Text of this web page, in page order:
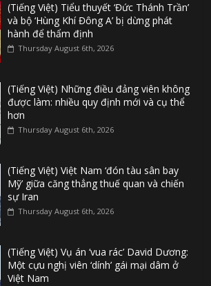
(Tiếng Việt) Tiểu thuyết ‘Đức Thánh Trần’
và bộ ‘Hùng Khí Đông A’ bị dừng phát
hành để thẩm định
Thursday August 6th, 2026
(Tiếng Việt) Những điều đảng viên không
được làm: nhiều quy định mới và cụ thể
hơn
Thursday August 6th, 2026
(Tiếng Việt) Việt Nam ‘đón tàu sân bay
Mỹ’ giữa căng thẳng thuế quan và chiến
sự Iran
Thursday August 6th, 2026
(Tiếng Việt) Vụ án ‘vua rác’ David Dương:
Một cựu nghị viên ‘dính’ gái mại dâm ở
Việt Nam